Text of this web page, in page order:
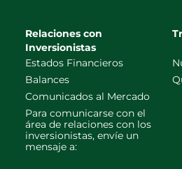
Relaciones con
Inversionistas
Estados Financieros
Balances
Comunicados al Mercado
Para comunicarse con el
área de relaciones con los
inversionistas, envíe un
mensaje a: